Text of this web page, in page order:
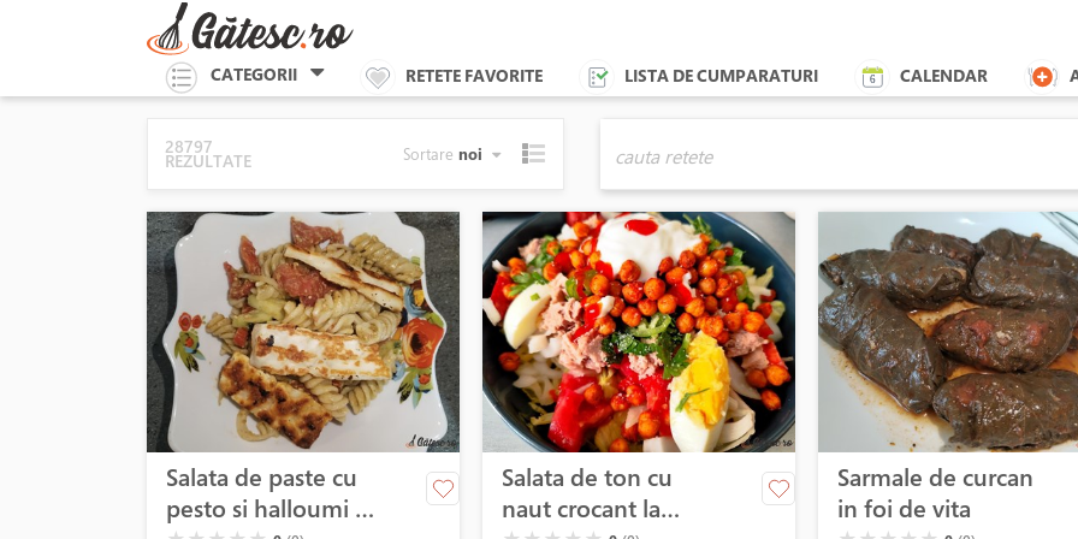
CATEGORII RETETE FAVORITE LISTA DE CUMPARATURI CALENDAR
28797
REZULTATE Sortare noi
Salata de paste cu
pesto si halloumi la
Salata de ton cu
naut crocant la
Sarmale de curcan
in foi de vita